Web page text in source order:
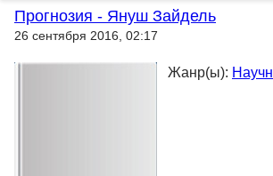
Прогнозия - Януш Зайдель
26 сентября 2016, 02:17
Жанр(ы):